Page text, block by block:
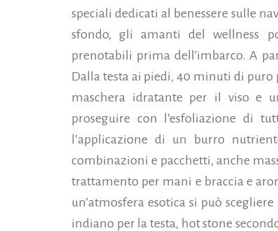
speciali dedicati al benessere sulle
sfondo, gli amanti del wellness
prenotabili prima dell'imbarco. A
Dalla testa ai piedi, 40 minuti di puro
maschera idratante per il viso e
proseguire con l’esfoliazione di
l’applicazione di un burro
combinazioni e pacchetti, anche
trattamento per mani e braccia e
un’atmosfera esotica si può
indiano per la testa, hot stone